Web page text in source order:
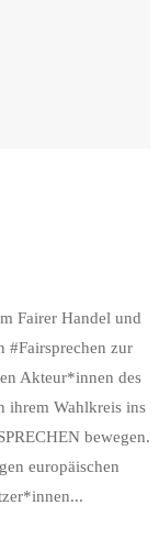
Fairer Handel und
#Fairsprechen zur
Akteur*innen des
ihrem Wahlkreis ins
bewegen.
europäischen